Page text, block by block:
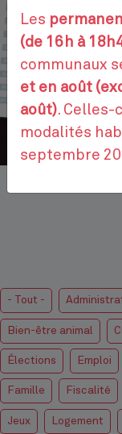
- Tout -
Bien-être animal
Élections Emploi
Famille Fiscalité
Jeux Logement
Les
(de 16h à
communaux
et en août
août).
modalités
septembre